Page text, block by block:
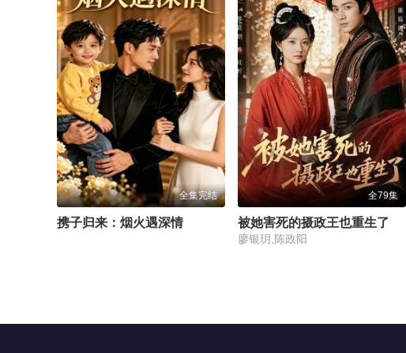
全集完结
携子归来：烟火遇深情
全79集
被她害死的摄政王也重生了
廖银玥,陈政阳